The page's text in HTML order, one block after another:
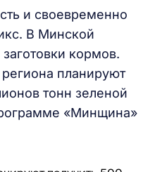
и своевременно
В Минской
кормов.
планируют
тонн зеленой
«Минщина»